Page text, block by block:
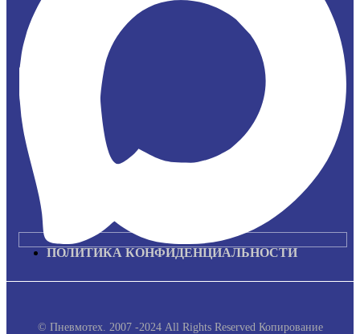
ПОЛИТИКА КОНФИДЕНЦИАЛЬНОСТИ
© Пневмотех. 2007 -2024 All Rights Reserved Копирование